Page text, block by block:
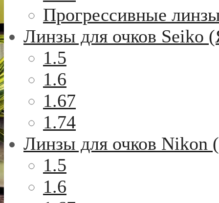
Прогрессивные
Линзы для очков Seiko
1.5
1.6
1.67
1.74
Линзы для очков Nikon
1.5
1.6